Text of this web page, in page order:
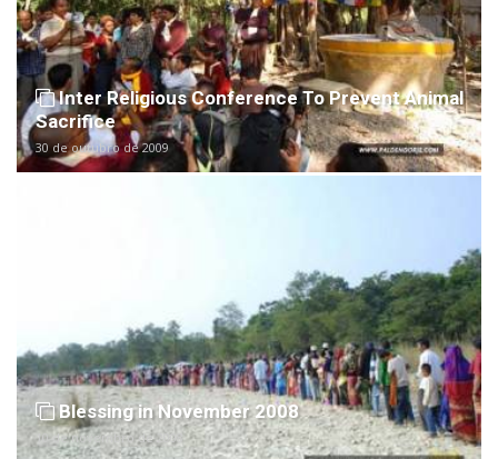
Inter Religious Conference To Prevent Animal
Sacrifice
30 de outubro de 2009
Blessing in November 2008
10 de novembro de 2008